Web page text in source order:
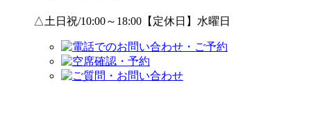
△土日祝/10:00～18:00【定休日】水曜日